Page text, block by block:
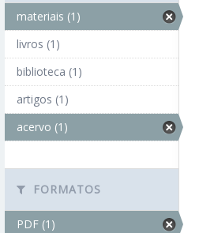
materiais (1)
livros (1)
biblioteca (1)
artigos (1)
acervo (1)
FORMATOS
PDF (1)